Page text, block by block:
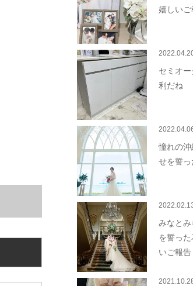
嬉しいご
セミオ
利だね
憧れの
せを誓っ
みなと
を誓っ
いご報告